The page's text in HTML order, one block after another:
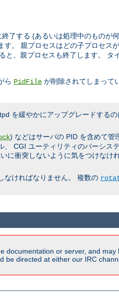
了する (あるいは処理中のものが
。 親プロセスはどの子プロセス
と、親プロセスも終了します。 タ
ら PidFile が削除されてしまって
を緩やかにアップグレードするの
) などはサーバの PID を含めて管
CGI ユーティリティのパーシス
に衝突しないように気をつけなけ
なければなりません。 複数の
or server, and
be directed at either our IRC